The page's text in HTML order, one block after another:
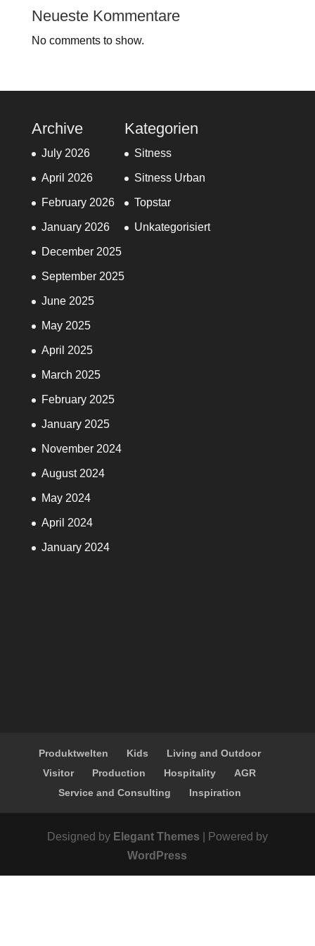
Neueste Kommentare
No comments to show.
Archive
July 2026
April 2026
February 2026
January 2026
December 2025
September 2025
June 2025
May 2025
April 2025
March 2025
February 2025
January 2025
November 2024
August 2024
May 2024
April 2024
January 2024
Kategorien
Sitness
Sitness Urban
Topstar
Unkategorisiert
Produktwelten Kids
Living and Outdoor
Visitor
Production Hospitality
AGR
Service and Consulting
Inspiration
Designed by Elegant Themes | Powered by
WordPress